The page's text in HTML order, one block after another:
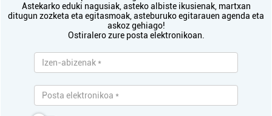
Astekarko eduki nagusiak, asteko albiste ikusienak, martxan
ditugun zozketa eta egitasmoak, asteburuko egitarauen agenda eta
askoz gehiago!
Ostiralero zure posta elektronikoan.